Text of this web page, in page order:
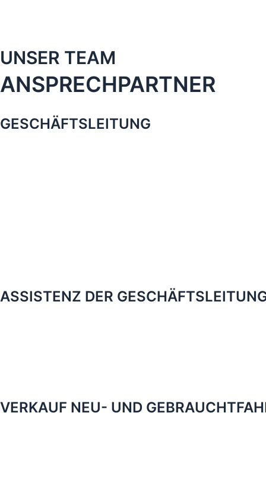
UNSER TEAM
ANSPRECHPARTNER
GESCHÄFTSLEITUNG
ASSISTENZ DER
VERKAUF NEU- UND